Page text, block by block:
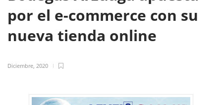
por el e-commerce con su
nueva tienda online
Diciembre, 2020